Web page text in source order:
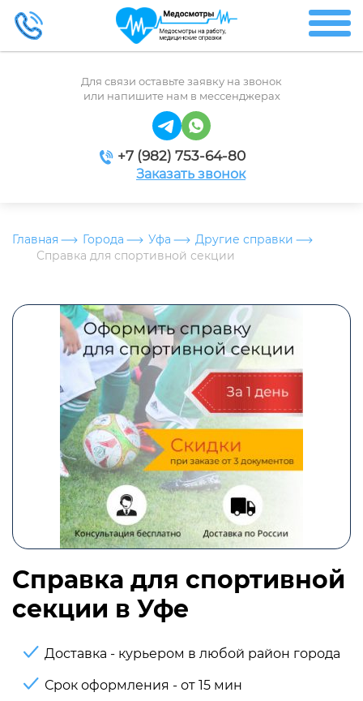
Для связи оставьте заявку на звонок
или напишите нам в мессенджерах
+7 (982) 753-64-80
Заказать звонок
Главная Города Уфа
Другие справки
Справка для спортивной секции
Справка для спортивной
секции в Уфе
Доставка - курьером в любой район города
Срок оформления - от 15 мин